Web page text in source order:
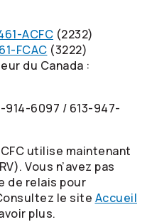
ACFC (2232)
FCAC (3222)
du Canada :
914-6097 / 613-947-
utilise maintenant
Vous n’avez pas
de relais pour
le site Accueil
plus.